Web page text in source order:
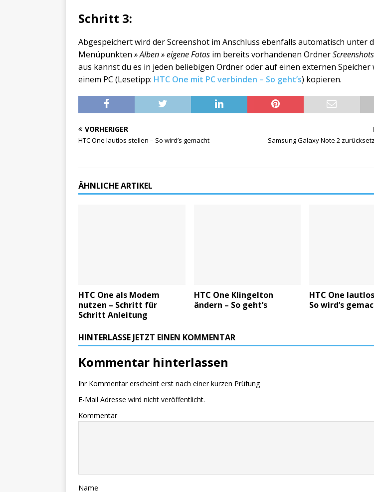
Schritt 3:
Abgespeichert wird der Screenshot im Anschluss ebenfalls automatisch unter
Menüpunkten » Alben » eigene Fotos im bereits vorhandenen OrdnerScreenshots
aus kannst du es in jeden beliebigen Ordner oder auf einen externen Speicher
einem PC (Lesetipp: HTC One mit PC verbinden – So geht’s) kopieren.
VORHERIGER
HTC One lautlos stellen – So wird’s gemacht
Samsung Galaxy Note 2
ÄHNLICHE ARTIKEL
HTC One als Modem
nutzen – Schritt für
Schritt Anleitung
HTC One Klingelton
ändern – So geht’s
HTC One
So wird’s
HINTERLASSE JETZT EINEN KOMMENTAR
Kommentar hinterlassen
Ihr Kommentar erscheint erst nach einer kurzen Prüfung
E-Mail Adresse wird nicht veröffentlicht.
Kommentar
Name